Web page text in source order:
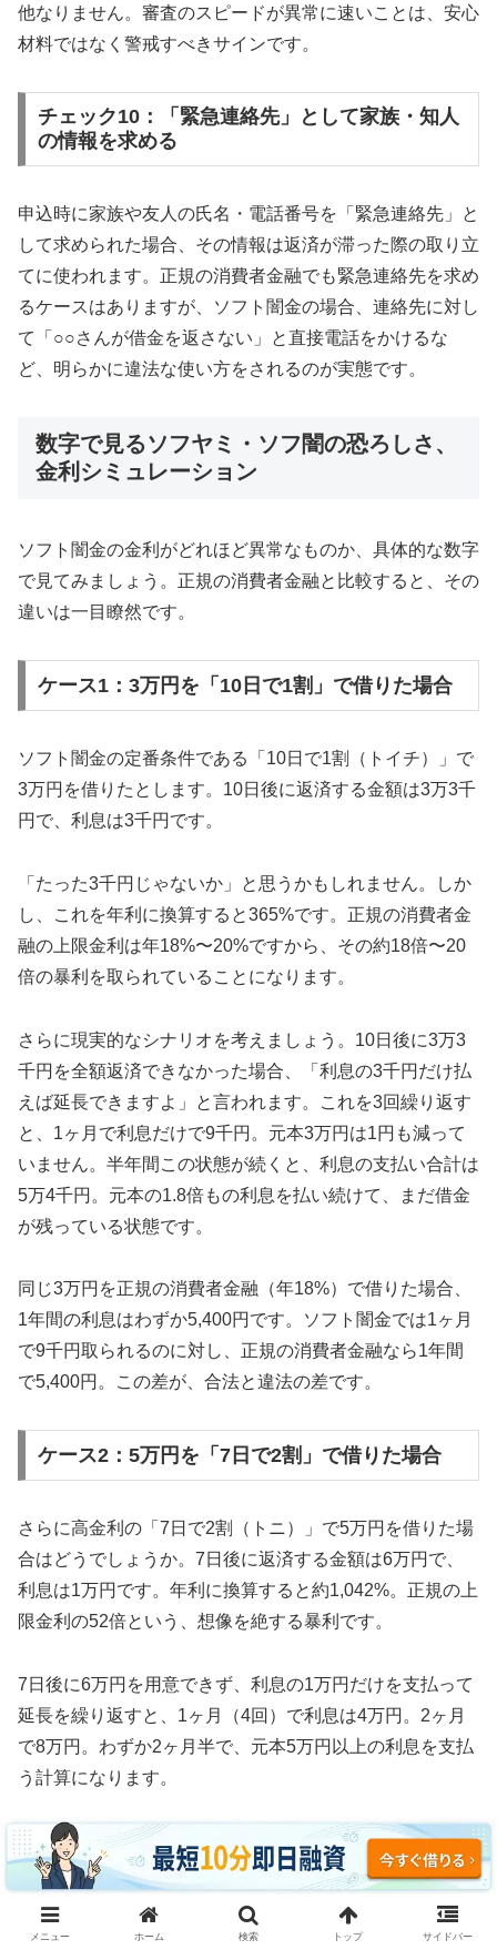
他なりません。審査のスピードが異常に速いことは、安心
材料ではなく警戒すべきサインです。
チェック10：「緊急連絡先」として家族・知人
の情報を求める
申込時に家族や友人の氏名・電話番号を「緊急連絡先」と
して求められた場合、その情報は返済が滞った際の取り立
てに使われます。正規の消費者金融でも緊急連絡先を求め
るケースはありますが、ソフト闇金の場合、連絡先に対し
て「○○さんが借金を返さない」と直接電話をかけるな
ど、明らかに違法な使い方をされるのが実態です。
数字で見るソフヤミ・ソフ闇の恐ろしさ、
金利シミュレーション
ソフト闇金の金利がどれほど異常なものか、具体的な数字
で見てみましょう。正規の消費者金融と比較すると、その
違いは一目瞭然です。
ケース1：3万円を「10日で1割」で借りた場合
ソフト闇金の定番条件である「10日で1割（トイチ）」で
3万円を借りたとします。10日後に返済する金額は3万3千
円で、利息は3千円です。
「たった3千円じゃないか」と思うかもしれません。しか
し、これを年利に換算すると365%です。正規の消費者金
融の上限金利は年18%〜20%ですから、その約18倍〜20
倍の暴利を取られていることになります。
さらに現実的なシナリオを考えましょう。10日後に3万3
千円を全額返済できなかった場合、「利息の3千円だけ払
えば延長できますよ」と言われます。これを3回繰り返す
と、1ヶ月で利息だけで9千円。元本3万円は1円も減って
いません。半年間この状態が続くと、利息の支払い合計は
5万4千円。元本の1.8倍もの利息を払い続けて、まだ借金
が残っている状態です。
同じ3万円を正規の消費者金融（年18%）で借りた場合、
1年間の利息はわずか5,400円です。ソフト闇金では1ヶ月
で9千円取られるのに対し、正規の消費者金融なら1年間
で5,400円。この差が、合法と違法の差です。
ケース2：5万円を「7日で2割」で借りた場合
さらに高金利の「7日で2割（トニ）」で5万円を借りた場
合はどうでしょうか。7日後に返済する金額は6万円で、
利息は1万円です。年利に換算すると約1,042%。正規の上
限金利の52倍という、想像を絶する暴利です。
7日後に6万円を用意できず、利息の1万円だけを支払って
延長を繰り返すと、1ヶ月（4回）で利息は4万円。2ヶ月
で8万円。わずか2ヶ月半で、元本5万円以上の利息を支払
う計算になります。
3ヶ月続けた場合、利息の支払い総額は約12万円。元本5
万円の2.4倍の利息を取られ、それでも借金は減っていま
せん。これがソフト闇金の実態です。
メニュー ホーム 検索 トップ サイドバー